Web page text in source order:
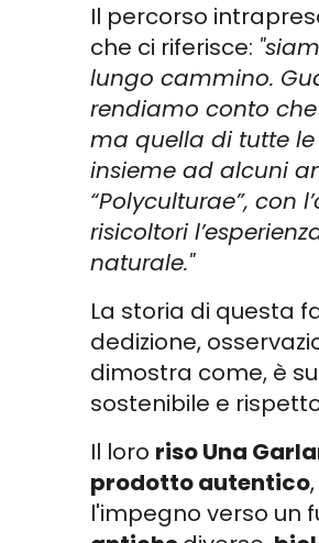
Il percorso
che ci riferisce:
lungo cammino.
rendiamo conto
ma quella di tutte le
insieme ad alcuni
“Polyculturae”, con
risicoltori
naturale."
La storia di questa
dedizione,
dimostra come, è
sostenibile e
Il loro riso Una
prodotto autentico
l'impegno verso un